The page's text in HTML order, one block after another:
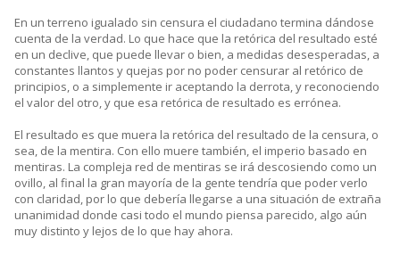
En un terreno igualado sin censura el ciudadano termina dándose
cuenta de la verdad. Lo que hace que la retórica del resultado esté
en un declive, que puede llevar o bien, a medidas desesperadas, a
constantes llantos y quejas por no poder censurar al retórico de
principios, o a simplemente ir aceptando la derrota, y reconociendo
el valor del otro, y que esa retórica de resultado es errónea.
El resultado es que muera la retórica del resultado de la censura, o
sea, de la mentira. Con ello muere también, el imperio basado en
mentiras. La compleja red de mentiras se irá descosiendo como un
ovillo, al final la gran mayoría de la gente tendría que poder verlo
con claridad, por lo que debería llegarse a una situación de extraña
unanimidad donde casi todo el mundo piensa parecido, algo aún
muy distinto y lejos de lo que hay ahora.